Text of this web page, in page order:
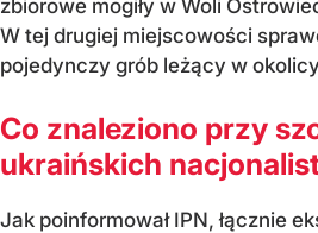
zbiorowe mogiły w Woli
W tej drugiej miejscowości
pojedynczy grób leżący w
Co znaleziono przy
ukraińskich
Jak poinformował IPN, łącznie